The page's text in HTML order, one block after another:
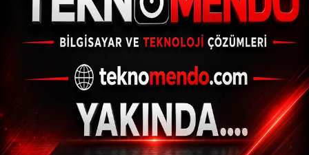
Vali Çalgan’a ilk ziyaret Başkan Aşgın’dan